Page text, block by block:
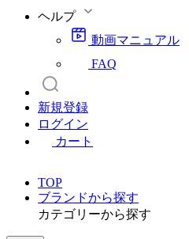
ヘルプ
動画マニュアル
FAQ
新規登録
ログイン
カート
TOP
ブランドから探す
カテゴリーから探す